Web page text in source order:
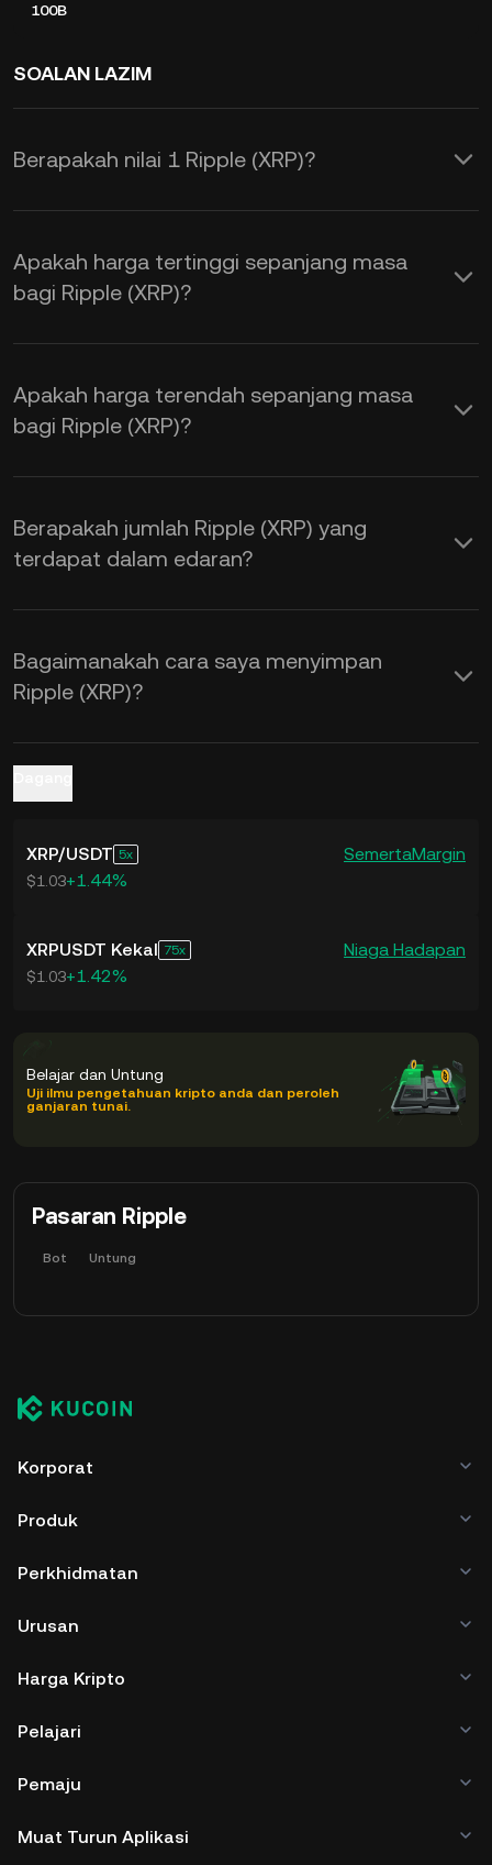
100B
SOALAN LAZIM
Berapakah nilai 1 Ripple (XRP)?
KuCoin menyediakan pengemasan kini
harga USD masa nyata untuk Ripple
(XRP). Harga Ripple adalah dipengaruhi
Kalkulator KuCoin untuk mendapatkan
kadar pertukaran
masa nyata.
Apakah harga tertinggi sepanjang masa
bagi Ripple (XRP)?
Apakah harga terendah sepanjang masa
bagi Ripple (XRP)?
Berapakah jumlah Ripple (XRP) yang
terdapat dalam edaran?
Bagaimanakah cara saya menyimpan
Ripple (XRP)?
XRP/USDT 5 SemertaMargin
$1.03+1.44%
XRPUSDT Kekal 75 Niaga Hadapan
$1.03+1.42%
Belajar dan Untung
Uji ilmu pengetahuan kripto anda dan peroleh
ganjaran tunai.
Pasaran Ripple
Bot Untung
Korporat
Produk
Perkhidmatan
Urusan
Harga Kripto
Pelajari
Pemaju
Muat Turun Aplikasi